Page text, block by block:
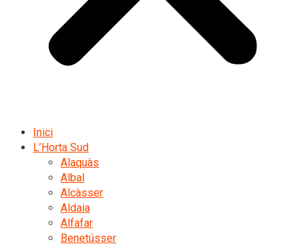
Inici
L’Horta Sud
Alaquàs
Albal
Alcàsser
Aldaia
Alfafar
Benetússer